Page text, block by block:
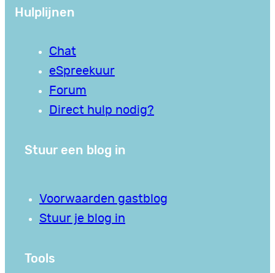
Hulplijnen
Chat
eSpreekuur
Forum
Direct hulp nodig?
Stuur een blog in
Voorwaarden gastblog
Stuur je blog in
Tools